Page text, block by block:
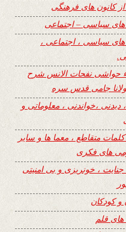
کانون های فرهنگی
های سیاسی – اجتماعی
های سیاسی ، اجتماعی ،
حواشی نفحات الانس شرح
جامی قدس سره
دیدنی ،خواندنی ، معلوماتی و
متقاطع ، معما ها و سایر
های فکری
، خونریزی و بی امنیتی
و کودکان
های قلم